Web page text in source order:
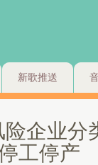
新歌推送
企业分
工停产